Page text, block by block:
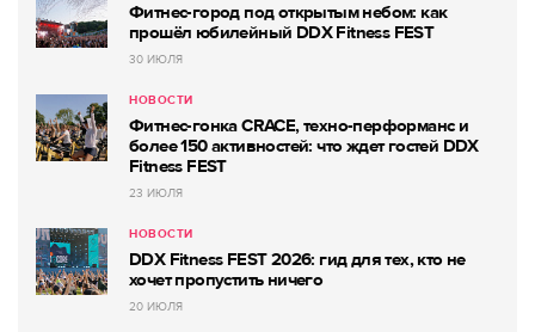
Фитнес-город под открытым небом: как
прошёл юбилейный DDX Fitness FEST
30 ИЮЛЯ
НОВОСТИ
Фитнес-гонка CRACE, техно-перформанс и
более 150 активностей: что ждет гостей DDX
Fitness FEST
23 ИЮЛЯ
НОВОСТИ
DDX Fitness FEST 2026: гид для тех, кто не
хочет пропустить ничего
20 ИЮЛЯ